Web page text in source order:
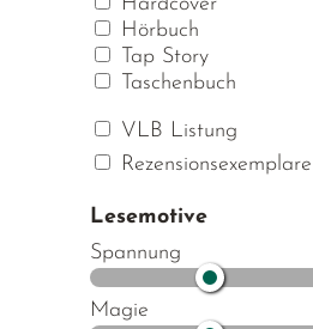
Hörbuch
Tap Story
Taschenbuch
VLB Listung
Rezensionsexemplare
Lesemotive
Spannung
Magie